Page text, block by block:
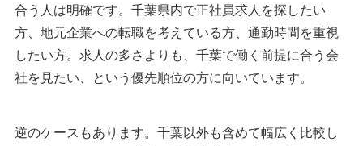
合う人は明確です。千葉県内で正社員求人を探したい
方、地元企業への転職を考えている方、通勤時間を重視
したい方。求人の多さよりも、千葉で働く前提に合う会
社を見たい、という優先順位の方に向いています。
逆のケースもあります。千葉以外も含めて幅広く比較し